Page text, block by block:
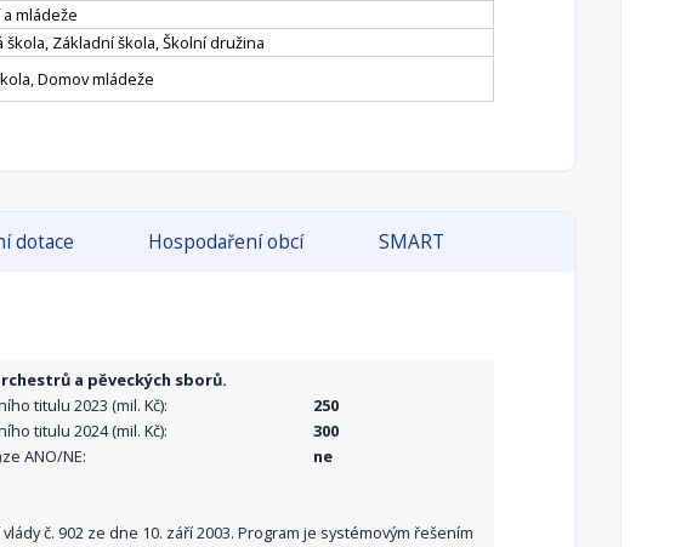
mládeže
škola, Základní škola, Školní družina
Domov mládeže
dotace Hospodaření obcí SMART
a pěveckých sborů.
titulu 2023 (mil. Kč):
250
titulu 2024 (mil. Kč):
300
ANO/NE:
ne
č. 902 ze dne 10. září 2003. Program je systémovým řešením